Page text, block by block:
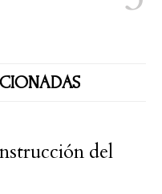
del